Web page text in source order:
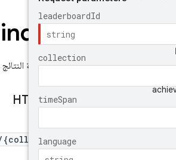
تعرض قائمة
طلب HTTP
GET
{collection}